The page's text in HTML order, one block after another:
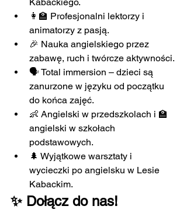
👩‍🏫 Profesjonalni lektorzy i
animatorzy z pasją.
🎉 Nauka angielskiego przez
zabawę, ruch i twórcze aktywności.
🗣️ Total immersion – dzieci są
zanurzone w języku od początku
do końca zajęć.
👶 Angielski w przedszkolach i 🏫
angielski w szkołach
podstawowych.
🌲 Wyjątkowe warsztaty i
wycieczki po angielsku w Lesie
Kabackim.
✨ Dołącz do nas!